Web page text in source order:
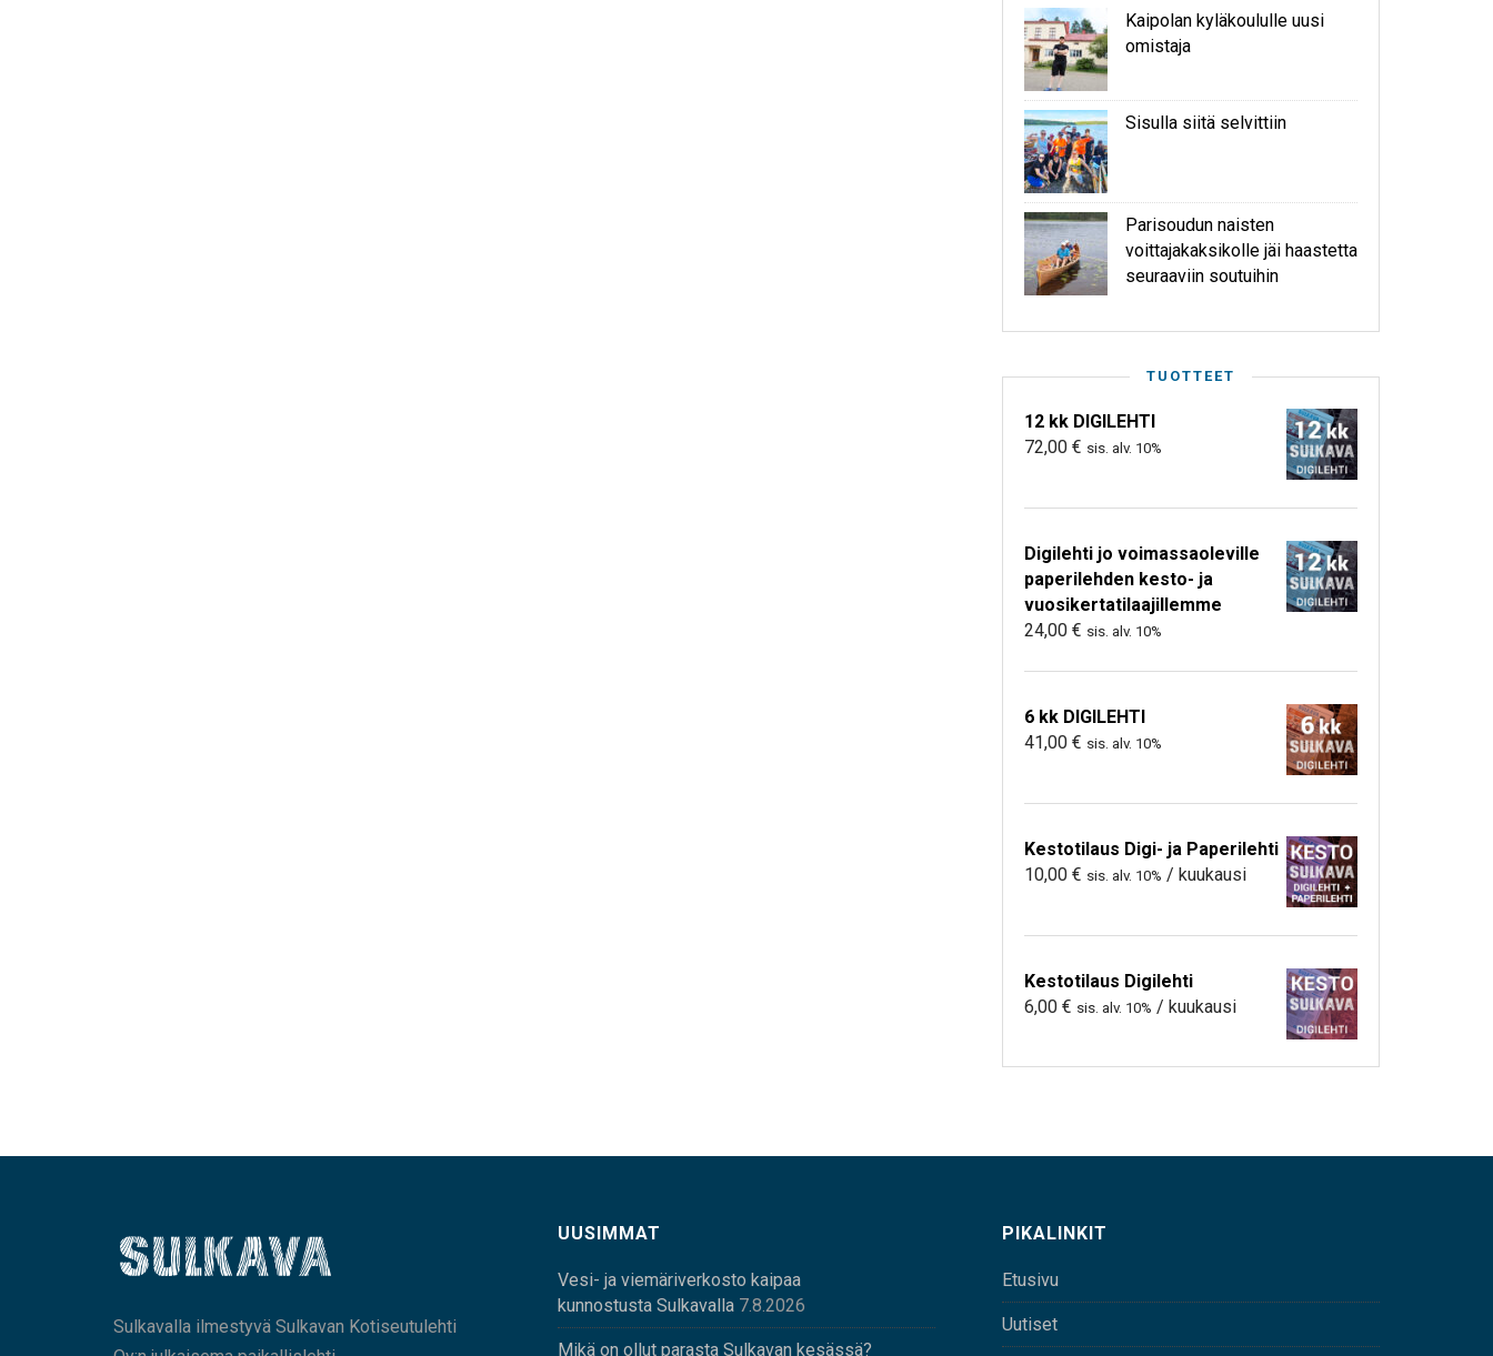
Kaipolan kyläkoululle uusi
omistaja
Sisulla siitä selvittiin
Parisoudun naisten
voittajakaksikolle jäi haastetta
seuraaviin soutuihin
TUOTTEET
12 kk DIGILEHTI
72,00 € sis. alv. 10%
Digilehti jo voimassaoleville
paperilehden kesto- ja
vuosikertatilaajillemme
24,00 € sis. alv. 10%
6 kk DIGILEHTI
41,00 € sis. alv. 10%
Kestotilaus Digi- ja Paperilehti
10,00 € sis. alv. 10% / kuukausi
Kestotilaus Digilehti
6,00 € sis. alv. 10% / kuukausi
Sulkavalla ilmestyvä Sulkavan Kotiseutulehti
UUSIMMAT
Vesi- ja viemäriverkosto kaipaa
kunnostusta Sulkavalla 7.8.2026
Mikä on ollut parasta Sulkavan kesässä?
PIKALINKIT
Etusivu
Uutiset